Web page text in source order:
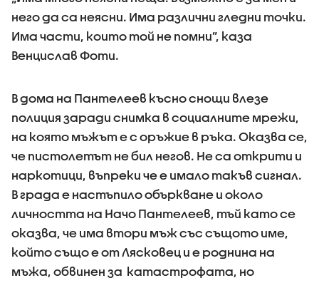
него да са неясни. Има различни гледни точки.
Има части, които той не помни”, каза
Венцислав Фоти.
В дома на Пантелеев късно снощи влезе
полиция заради снимка в социалните мрежи,
на която мъжът е с оръжие в ръка. Оказва се,
че пистолетът не бил негов. Не са открити и
наркотици, въпреки че е имало такъв сигнал.
В града е настъпило объркване и около
личността на Начо Пантелеев, тъй като се
оказва, че има втори мъж със същото име,
който също е от Лясковец и е роднина на
мъжа, обвинен за катастрофата, но